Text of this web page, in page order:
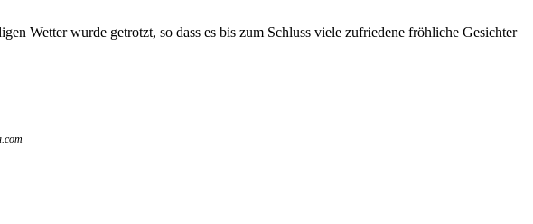
Wetter wurde getrotzt, so dass es bis zum Schluss viele zufriedene fröhliche Gesichter